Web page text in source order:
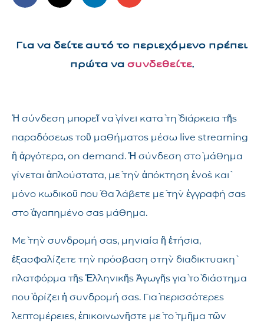
Για να δείτε αυτό το περιεχόμενο πρέπει
πρώτα να συνδεθείτε.
Ἡ σύνδεση μπορεῖ νὰ γίνει κατὰ τὴ διάρκεια τῆς
παραδόσεως τοῦ μαθήματος μέσω live streaming
ἢ ἀργότερα, on demand. Ἡ σύνδεση στὸ μάθημα
γίνεται ἁπλούστατα, μὲ τὴν ἀπόκτηση ἑνὸς καὶ
μόνο κωδικοῦ ποὺ θὰ λάβετε μὲ τὴν ἐγγραφή σας
στὸ ἀγαπημένο σας μάθημα.
Μὲ τὴν συνδρομή σας, μηνιαία ἢ ἐτήσια,
ἐξασφαλίζετε τὴν πρόσβαση στὴν διαδικτυακὴ
πλατφόρμα τῆς Ἑλληνικῆς Ἀγωγῆς γιὰ τὸ διάστημα
ποὺ ὁρίζει ἡ συνδρομή σας. Γιὰ περισσότερες
λεπτομέρειες, ἐπικοινωνῆστε μὲ τὸ τμῆμα τῶν